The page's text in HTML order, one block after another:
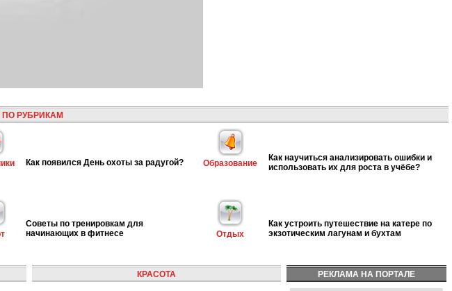
РУБРИКАМ
Как появился День охоты за радугой? Образование
Как научиться анализировать ошибки и
использовать их для роста в учёбе?
Советы по тренировкам для
начинающих в фитнесе
Отдых
Как устроить путешествие на катере по
экзотическим лагунам и бухтам
КРАСОТА РЕКЛАМА НА ПОРТАЛЕ